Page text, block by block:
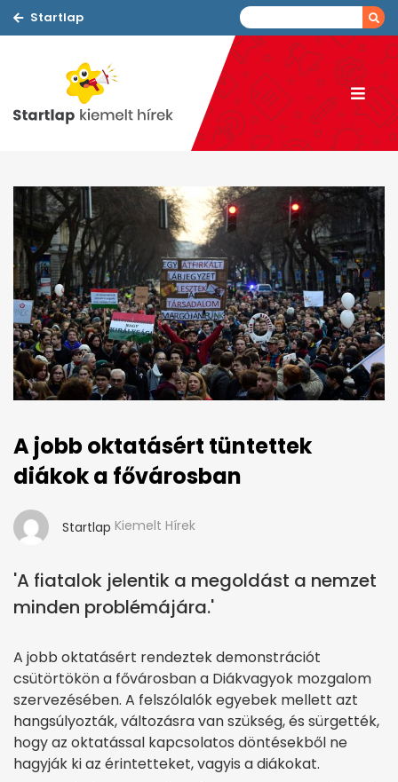
Startlap
A jobb oktatásért tüntettek
diákok a fővárosban
Startlap Kiemelt Hírek
'A fiatalok jelentik a megoldást a nemzet
minden problémájára.'
A jobb oktatásért rendeztek demonstrációt
csütörtökön a fővárosban a Diákvagyok mozgalom
szervezésében. A felszólalók egyebek mellett azt
hangsúlyozták, változásra van szükség, és sürgették,
hogy az oktatással kapcsolatos döntésekből ne
hagyják ki az érintetteket, vagyis a diákokat.